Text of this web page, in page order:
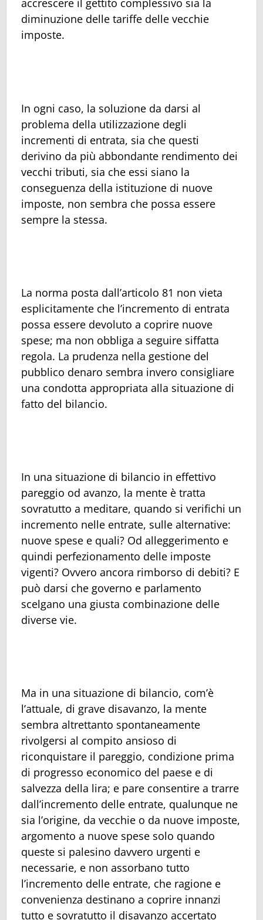
accrescere il gettito complessivo sia la
diminuzione delle tariffe delle vecchie
imposte.
In ogni caso, la soluzione da darsi al
problema della utilizzazione degli
incrementi di entrata, sia che questi
derivino da più abbondante rendimento dei
vecchi tributi, sia che essi siano la
conseguenza della istituzione di nuove
imposte, non sembra che possa essere
sempre la stessa.
La norma posta dall’articolo 81 non vieta
esplicitamente che l’incremento di entrata
possa essere devoluto a coprire nuove
spese; ma non obbliga a seguire siffatta
regola. La prudenza nella gestione del
pubblico denaro sembra invero consigliare
una condotta appropriata alla situazione di
fatto del bilancio.
In una situazione di bilancio in effettivo
pareggio od avanzo, la mente è tratta
sovratutto a meditare, quando si verifichi un
incremento nelle entrate, sulle alternative:
nuove spese e quali? Od alleggerimento e
quindi perfezionamento delle imposte
vigenti? Ovvero ancora rimborso di debiti? E
può darsi che governo e parlamento
scelgano una giusta combinazione delle
diverse vie.
Ma in una situazione di bilancio, com’è
l’attuale, di grave disavanzo, la mente
sembra altrettanto spontaneamente
rivolgersi al compito ansioso di
riconquistare il pareggio, condizione prima
di progresso economico del paese e di
salvezza della lira; e pare consentire a trarre
dall’incremento delle entrate, qualunque ne
sia l’origine, da vecchie o da nuove imposte,
argomento a nuove spese solo quando
queste si palesino davvero urgenti e
necessarie, e non assorbano tutto
l’incremento delle entrate, che ragione e
convenienza destinano a coprire innanzi
tutto e sovratutto il disavanzo accertato